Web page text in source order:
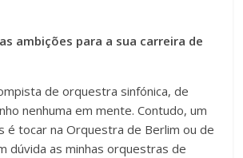
ambições para a sua carreira de
de orquestra sinfónica, de
nenhuma em mente. Contudo, um
é tocar na Orquestra de Berlim ou de
dúvida as minhas orquestras de